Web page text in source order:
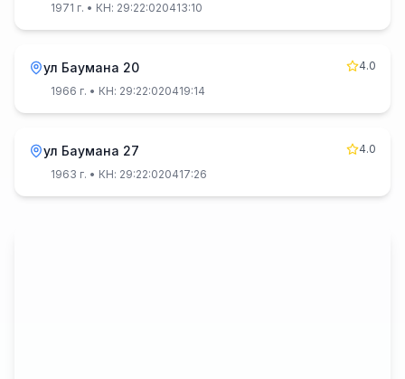
1971 г. • КН: 29:22:020413:10
ул Баумана 20
4.0
1966 г. • КН: 29:22:020419:14
ул Баумана 27
4.0
1963 г. • КН: 29:22:020417:26